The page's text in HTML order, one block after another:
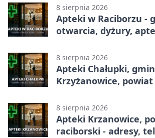
8 sierpnia 2026
Apteki w Raciborzu -
otwarcia, dyżury,
8 sierpnia 2026
Apteki Chałupki,
Krzyżanowice,
8 sierpnia 2026
Apteki Krzanowice,
raciborski - adresy,